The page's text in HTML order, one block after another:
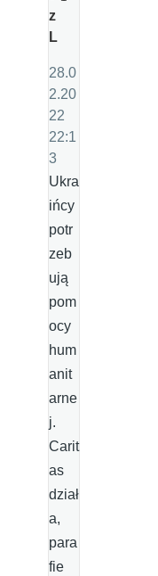
z
L
28.0
2.20
22
22:1
3
Ukra
ińcy
potr
zeb
ują
pom
ocy
hum
anit
arne
j.
Carit
as
dział
a,
para
fie